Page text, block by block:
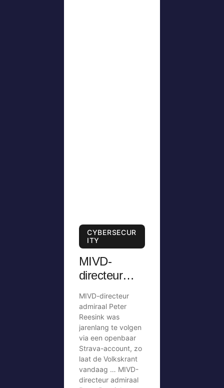
CYBERSECUR
ITY
MIVD-
directeur
jarenlang te
volgen via
openbaar
Strava-
account
MIVD-directeur
admiraal Peter
Reesink was
jarenlang te volgen
via een openbaar
Strava-account, zo
laat de Volkskrant
vandaag … MIVD-
directeur admiraal